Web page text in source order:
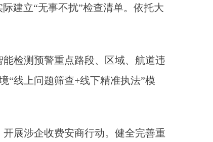
建立“无事不扰”检查清单。依托大
检测预警重点路段、区域、航道违
“线上问题筛查+线下精准执法”模
展涉企收费安商行动。健全完善重